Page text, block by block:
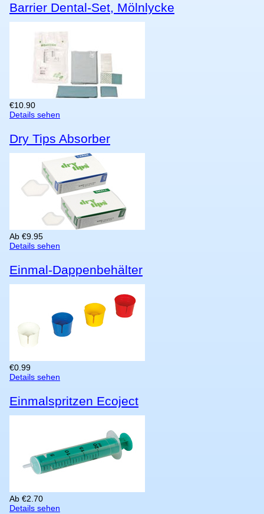
Barrier Dental-Set, Mölnlycke
€10.90
Details sehen
Dry Tips Absorber
Ab €9.95
Details sehen
Einmal-Dappenbehälter
€0.99
Details sehen
Einmalspritzen Ecoject
Ab €2.70
Details sehen